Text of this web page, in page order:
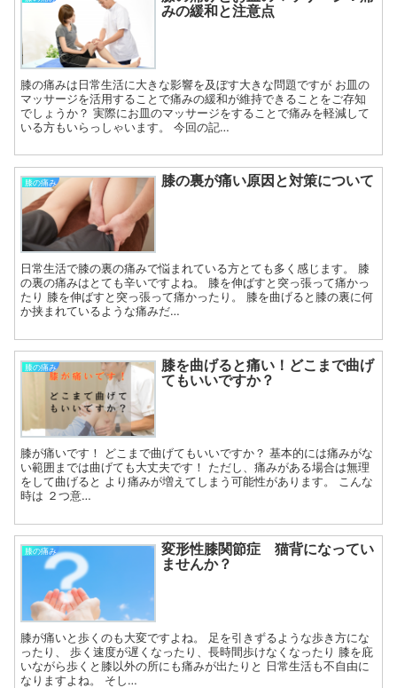
みの緩和と注意点
膝の痛みは日常生活に大きな影響を及ぼす大きな問題ですが お皿の
マッサージを活用することで痛みの緩和が維持できることをご存知
でしょうか？ 実際にお皿のマッサージをすることで痛みを軽減して
いる方もいらっしゃいます。 今回の記…
膝の痛み 膝の裏が痛い原因と対策について
日常生活で膝の裏の痛みで悩まれている方とても多く感じます。 膝
の裏の痛みはとても辛いですよね。 膝を伸ばすと突っ張って痛かっ
たり 膝を伸ばすと突っ張って痛かったり。 膝を曲げると膝の裏に何
か挟まれているような痛みだ…
膝の痛み
膝を曲げると痛い！どこまで曲げ
てもいいですか？
膝が痛いです！ どこまで曲げてもいいですか？ 基本的には痛みがな
い範囲までは曲げても大丈夫です！ ただし、痛みがある場合は無理
をして曲げると より痛みが増えてしまう可能性があります。 こんな
時は ２つ意…
膝の痛み
変形性膝関節症 猫背になってい
ませんか？
膝が痛いと歩くのも大変ですよね。 足を引きずるような歩き方にな
ったり、 歩く速度が遅くなったり、長時間歩けなくなったり 膝を庇
いながら歩くと膝以外の所にも痛みが出たりと 日常生活も不自由に
なりますよね。 そし…